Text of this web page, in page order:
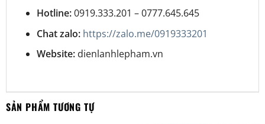
Hotline:0919.333.201 – 0777.645.645
Chat zalo: https://zalo.me/0919333201
Website:dienlanhlepham.vn
SẢN PHẨM TƯƠNG TỰ